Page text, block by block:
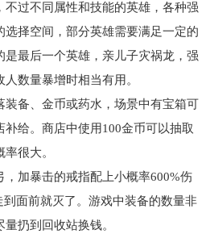
过不同属性和技能的英雄，各种强
选择空间，部分英雄需要满足一定的
最后一个英雄，亲儿子灾祸龙，强
数量暴增时相当有用。
备、金币或药水，场景中有宝箱可
补给。商店中使用100金币可以抽取
很大。
加暴击的戒指配上小概率600%伤
到面前就灭了。游戏中装备的数量非
扔到回收站换钱。